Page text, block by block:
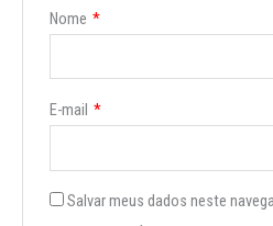
Nome *
E-mail *
Salvar meus dados neste